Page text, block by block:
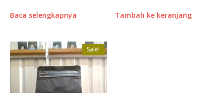
Baca selengkapnya Tambah ke keranjang
Sale!